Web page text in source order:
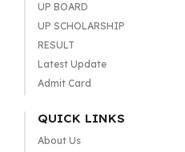
UP BOARD
UP SCHOLARSHIP
RESULT
Latest Update
Admit Card
QUICK LINKS
About Us